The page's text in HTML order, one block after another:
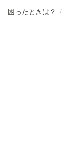
困ったときは？ /